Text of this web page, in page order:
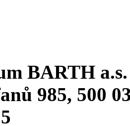
BARTH a.s.
985, 500